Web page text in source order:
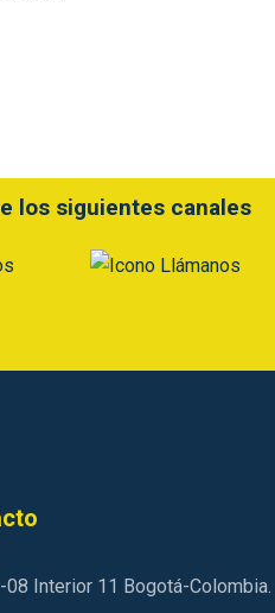
los siguientes canales
Interior 11 Bogotá-Colombia.